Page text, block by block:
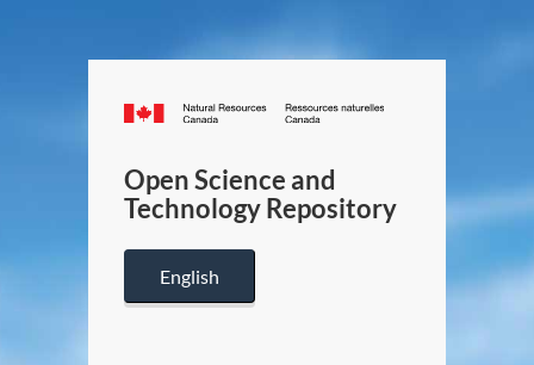
Canada.ca
/
Canada
Open Science and
Technology Repository
English